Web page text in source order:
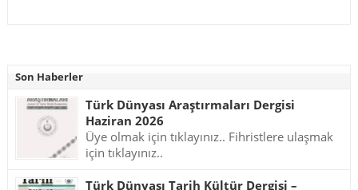
Son Haberler
Türk Dünyası Araştırmaları Dergisi
Haziran 2026
Üye olmak için tıklayınız.. Fihristlere ulaşmak
için tıklayınız..
Türk Dünyası Tarih Kültür Dergisi –